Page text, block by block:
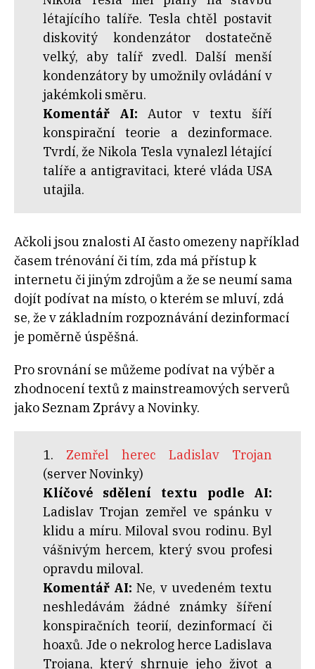
létajícího talíře. Tesla chtěl postavit
diskovitý kondenzátor dostatečně
velký, aby talíř zvedl. Další menší
kondenzátory by umožnily ovládání v
jakémkoli směru.
Komentář AI:Autor v textu šíří
konspirační teorie a dezinformace.
Tvrdí, že Nikola Tesla vynalezl létající
talíře a antigravitaci, které vláda USA
utajila.
Ačkoli jsou znalosti AI často omezeny například
časem trénování či tím, zda má přístup k
internetu či jiným zdrojům a že se neumí sama
dojít podívat na místo, o kterém se mluví, zdá
se, že v základním rozpoznávání dezinformací
je poměrně úspěšná.
Pro srovnání se můžeme podívat na výběr a
zhodnocení textů z mainstreamových serverů
jako Seznam Zprávy a Novinky.
1. Zemřel herec Ladislav Trojan
(server Novinky)
Klíčové sdělení textu podle AI:
Ladislav Trojan zemřel ve spánku v
klidu a míru. Miloval svou rodinu. Byl
vášnivým hercem, který svou profesi
opravdu miloval.
Komentář AI: Ne, v uvedeném textu
neshledávám žádné známky šíření
konspiračních teorií, dezinformací či
hoaxů. Jde o nekrolog herce Ladislava
Trojana, který shrnuje jeho život a